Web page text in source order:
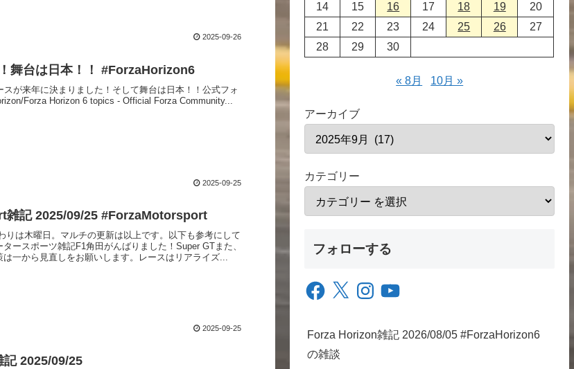
2025-09-26
舞台は日本！！ #ForzaHorizon6
スが来年に決まりました！そして舞台は日本！！公式フォ
Forza Horizon 6 topics - Official Forza Community...
2025-09-25
雑記 2025/09/25 #ForzaMotorsport
りは木曜日。マルチの更新は以上です。以下も参考にして
ースポーツ雑記F1角田がんばりました！Super GTまた、
一から見直しをお願いします。レースはリアライズ...
2025-09-25
記 2025/09/25
14
15 16 17 18 19
20
21
22 23 24 25 26
27
28
29 30
« 8月 10月 »
アーカイブ
カテゴリー
フォローする
Facebook
X InstagramYouTube
Forza Horizon雑記 2026/08/05 #ForzaHorizon6
の雑談